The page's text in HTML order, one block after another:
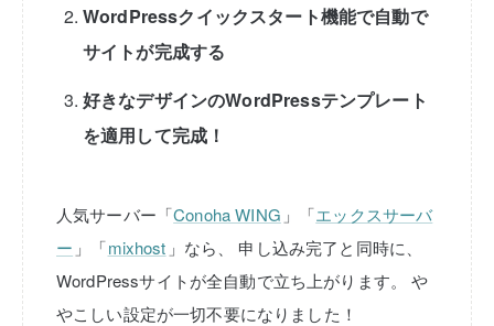
WordPressクイックスタート機能で自動で
サイトが完成する
好きなデザインのWordPressテンプレート
を適用して完成！
人気サーバー「Conoha WING 」「エックスサーバ
ー 」「mixhost 」なら、
申し込み完了と同時に、
WordPressサイトが全自動で立ち上がります。
や
やこしい設定が一切不要になりました！